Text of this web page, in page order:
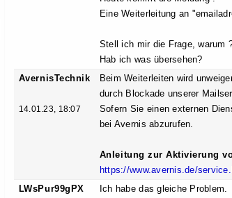
Eine Weiterleitung an
Stell ich mir die Frage, warum
Hab ich was übersehen?
AvernisTechnik
14.01.23, 18:07
Beim Weiterleiten wird
durch Blockade unserer
Sofern Sie einen externen
bei Avernis abzurufen.
Anleitung zur Aktivierung
https://www.avernis.de/
LWsPur99gPX
Ich habe das gleiche Problem.